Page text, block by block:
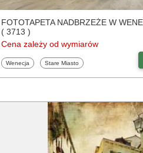
FOTOTAPETA NADBRZEŻE W
( 3713 )
Cena zależy od wymiarów
Fototapety
Wenecja Fototapety
Stare Miasto